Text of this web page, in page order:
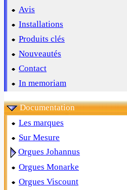
Avis
Installations
Produits clés
Nouveautés
Contact
In memoriam
Documentation
Les marques
Sur Mesure
Orgues Johannus
Orgues Monarke
Orgues Viscount